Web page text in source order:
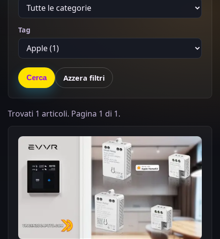
Tag
Cerca Azzera filtri
Trovati 1 articoli. Pagina 1 di 1.